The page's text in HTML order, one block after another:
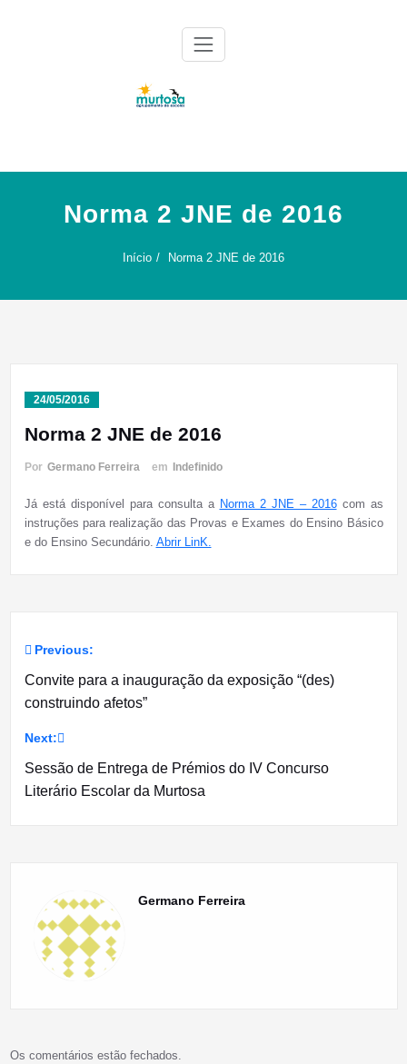
Norma 2 JNE de 2016
Início Norma 2 JNE de 2016
24/05/2016
Norma 2 JNE de 2016
Por Germano Ferreira em Indefinido
Já está disponível para consulta a Norma 2 JNE – 2016com as
instruções para realização das Provas e Exames do Ensino Básico
e do Ensino Secundário. Abrir LinK.
Navegação
de
artigos
Previous:
Convite para a inauguração da exposição “(des)
construindo afetos”
Next:
Sessão de Entrega de Prémios do IV Concurso
Literário Escolar da Murtosa
Germano Ferreira
Os comentários estão fechados.